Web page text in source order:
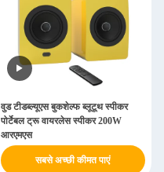
वुड टीडब्ल्यूएस बुकशेल्फ ब्लूटूथ स्पीकर
पोर्टेबल ट्रू वायरलेस स्पीकर 200W
आरएमएस
सबसे अच्छी कीमत पाएं